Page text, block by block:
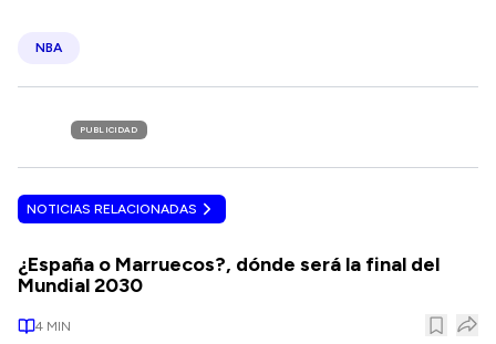
NBA
PUBLICIDAD
NOTICIAS RELACIONADAS
¿España o Marruecos?, dónde será la final del
Mundial 2030
4 MIN